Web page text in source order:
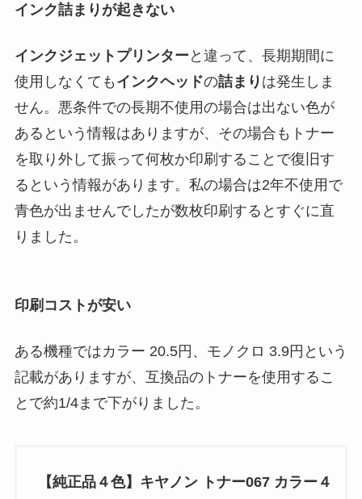
インク詰まりが起きない
インクジェットプリンター と違って、長期期間に
使用しなくても インクヘッドの詰まり は発生しま
せん。悪条件での長期不使用の場合は出ない色が
あるという情報はありますが、その場合もトナー
を取り外して振って何枚か印刷することで復旧す
るという情報があります。私の場合は2年不使用で
青色が出ませんでしたが数枚印刷するとすぐに直
りました。
印刷コストが安い
ある機種ではカラー 20.5円、モノクロ 3.9円という
記載がありますが、互換品のトナーを使用するこ
とで約1/4まで下がりました。
【純正品４色】キヤノン トナー067 カラー４